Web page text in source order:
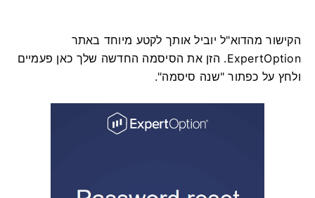
הקישור מהדוא"ל יוביל אותך לקטע מיוחד באתר
ExpertOption. הזן את הסיסמה החדשה שלך כאן פעמיים
ולחץ על כפתור "שנה סיסמה".